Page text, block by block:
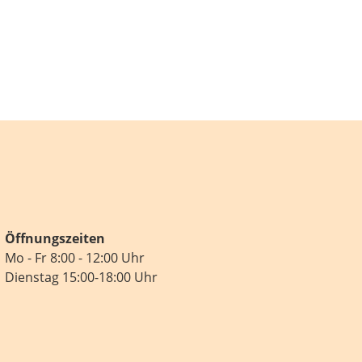
Öffnungszeiten
Mo - Fr 8:00 - 12:00 Uhr
Dienstag 15:00-18:00 Uhr